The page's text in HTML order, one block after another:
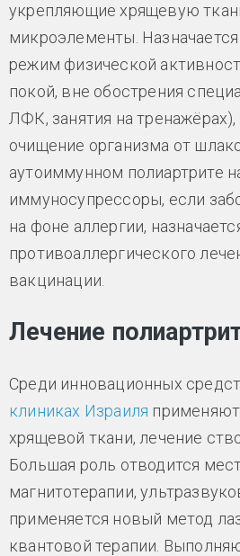
укрепляющие хрящевую
микроэлементы.
режим физической
покой, вне обострения
ЛФК, занятия на
очищение организма от
аутоиммунном полиартрите
иммуносупрессоры, если
на фоне аллергии,
противоаллергического
вакцинации.
Лечение
Среди инновационных
клиниках Израиля
хрящевой ткани, лечение
Большая роль отводится
магнитотерапии,
применяется новый метод
квантовой терапии.